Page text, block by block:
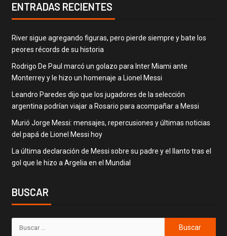
ENTRADAS RECIENTES
River sigue agregando figuras, pero pierde siempre y bate los
peores récords de su historia
Rodrigo De Paul marcó un golazo para Inter Miami ante
Monterrey y le hizo un homenaje a Lionel Messi
Leandro Paredes dijo que los jugadores de la selección
argentina podrían viajar a Rosario para acompañar a Messi
Murió Jorge Messi: mensajes, repercusiones y últimas noticias
del papá de Lionel Messi hoy
La última declaración de Messi sobre su padre y el llanto tras el
gol que le hizo a Argelia en el Mundial
BUSCAR